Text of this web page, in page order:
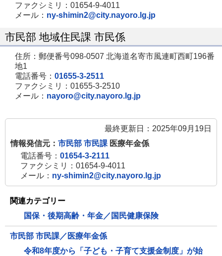
ファクシミリ：01654-9-4011
メール： ny-shimin2@city.nayoro.lg.jp
市民部 地域住民課 市民係
住所：郵便番号098-0507 北海道名寄市風連町西町196番
地1
電話番号： 01655-3-2511
ファクシミリ：01655-3-2510
メール： nayoro@city.nayoro.lg.jp
最終更新日：2025年09月19日
情報発信元： 市民部 市民課 医療年金係
電話番号： 01654-3-2111
ファクシミリ：01654-9-4011
メール： ny-shimin2@city.nayoro.lg.jp
関連カテゴリー
国保・後期高齢・年金／国民健康保険
市民部 市民課／医療年金係
令和8年度から「子ども・子育て支援金制度」が始